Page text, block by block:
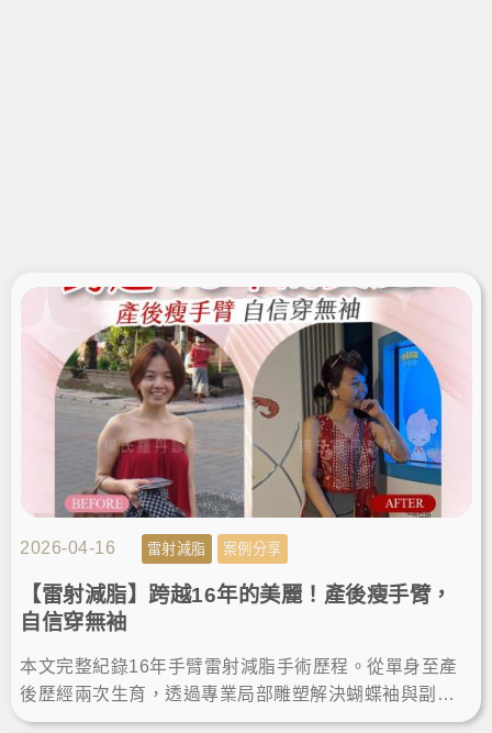
2026-04-16 雷射減脂 案例分享
【雷射減脂】跨越16年的美麗！產後瘦手臂，
自信穿無袖
本文完整紀錄16年手臂雷射減脂手術歷程。從單身至產
後歷經兩次生育，透過專業局部雕塑解決蝴蝶袖與副
乳。分享術後維持纖細體態的關鍵，給追求安全、有感